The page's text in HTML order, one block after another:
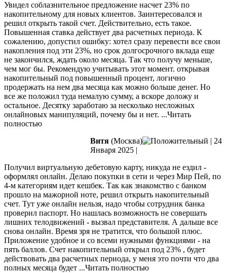
Увидел соблазнительное предложение насчет 23% по
накопительному для новых клиентов. Заинтересовался и
решил открыть такой счет. Действительно, есть такое.
Повышенная ставка действует два расчетных периода. К
сожалению, допустил ошибку: хотел сразу перевести все свои
накопления под эти 23%, но срок долгосрочного вклада еще
не закончился, ждать около месяца. Так что получу меньше,
чем мог бы. Рекомендую учитывать этот момент. открывая
накопительный под повышенный процент, логично
продержать на нем два месяца как можно больше денег. Но
все же положил туда немалую сумму, а вскоре доложу и
остальное. Десятку заработаю за несколько несложных
онлайновых манипуляций, почему бы и нет. ...Читать
полностью
Витя (Москва) | 24
Января 2025 |
Получил виртуальную дебетовую карту, никуда не ездил -
оформлял онлайн. Делаю покупки в сети и через Мир Пей, по
4-м категориям идет кешбек. Так как знакомство с банком
прошло на мажорной ноте, решил открыть накопительный
счет. Тут уже онлайн нельзя, надо чтобы сотрудник банка
проверил паспорт. Но нашлась возможность не совершать
лишних телодвижений - вызвал представителя. А дальше все
снова онлайн. Время зря не тратится, что большой плюс.
Приложение удобное и со всеми нужными функциями - на
пять баллов. Счет накопительный открыл под 23% , будет
действовать два расчетных периода, у меня это почти что два
полных месяца будет ...Читать полностью